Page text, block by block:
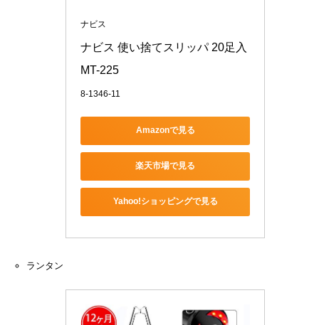
ナビス
ナビス 使い捨てスリッパ 20足入
MT-225
8-1346-11
Amazonで見る
楽天市場で見る
Yahoo!ショッピングで見る
ランタン